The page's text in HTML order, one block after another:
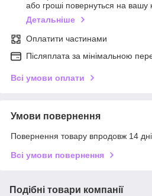
або гроші повернуться на вашу
Детальніше
Оплатити частинами
Післяплата за мінімальною
Всі умови оплати
Умови повернення
Повернення товару впродовж 14
Всі умови повернення
Подібні товари компанії